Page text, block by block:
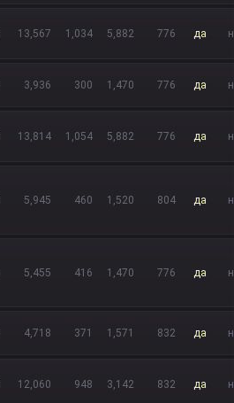
13,567 1,034 5,882 776 да
3,936 300 1,470 776 да
13,814 1,054 5,882 776 да
5,945 460 1,520 804 да
5,455 416 1,470 776 да
4,718 371 1,571 832 да
12,060 948 3,142 832 да